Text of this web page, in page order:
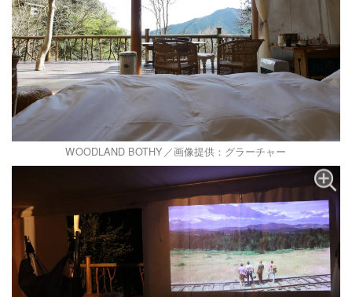
WOODLAND BOTHY／画像提供：グラーチャー